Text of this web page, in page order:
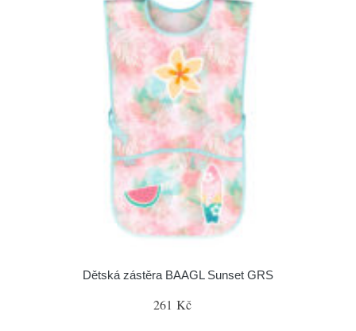
Dětská zástěra BAAGL Sunset GRS
261 Kč